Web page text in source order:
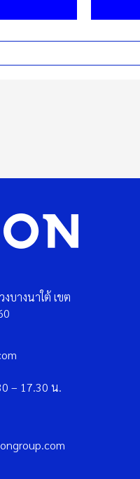
บางนาใต้ เขต
– 17.30 น.